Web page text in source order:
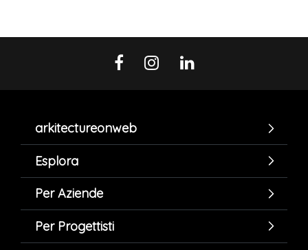
arkitectureonweb
Esplora
Per Aziende
Per Progettisti